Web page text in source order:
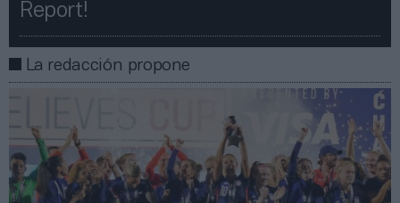
Report!​​
La redacción propone